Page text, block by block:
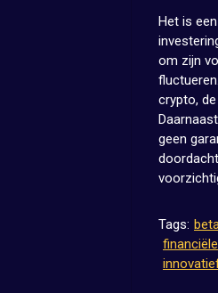
Het is
om zijn
crypto,
geen
Tags: